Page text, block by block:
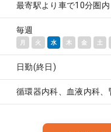
最寄駅より車で10分圏内
毎週
月 火 水 木 金 土
日勤(終日)
循環器内科、血液内科